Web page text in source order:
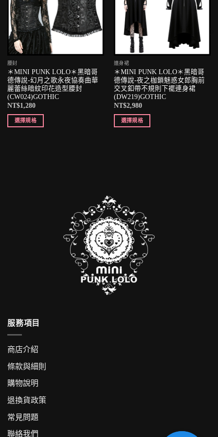
腰封
＊MINI PUNK LOLO＊黑暗哥
德傳說-幻月之歌永夜協奏曲華
麗蕾絲暗紋印花造型腰封
(CW024)GOTHIC
NT$1,280
選擇規格
連身裙
＊MINI PUNK LOLO＊黑暗哥
德傳說-夜之枷鎖魅惑女郎胸前
交叉釦帶不規則下襬連身裙
(DW219)GOTHIC
NT$2,980
選擇規格
服務項目
商店介紹
條款與細則
購物說明
退換貨政策
常見問題
聯絡我們